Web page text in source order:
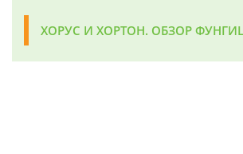
ХОРУС И ХОРТОН. ОБЗОР